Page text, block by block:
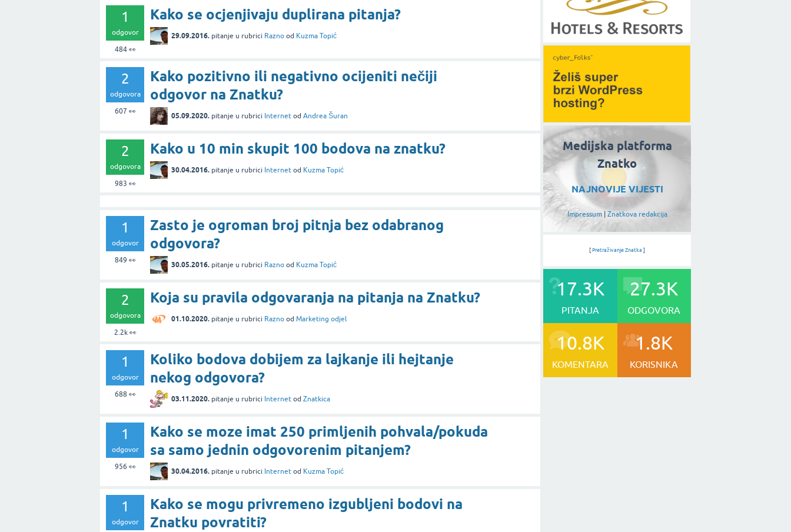
1
odgovor
484👀
Kako se ocjenjivaju duplirana pitanja?
29.09.2016. pitanje u rubrici Razno od Kuzma Topić
2
odgovora
607 👀
Kako pozitivno ili negativno ocijeniti nečiji
odgovor na Znatku?
05.09.2020. pitanje u rubrici Internet od Andrea Šuran
2
odgovora
983 👀
Kako u 10 min skupit 100 bodova na znatku?
30.04.2016. pitanje u rubrici Internet od Kuzma Topić
1
odgovor
849 👀
Zasto je ogroman broj pitnja bez odabranog
odgovora?
30.05.2016. pitanje u rubrici Razno od Kuzma Topić
2
odgovora
2.2k👀
Koja su pravila odgovaranja na pitanja na Znatku?
01.10.2020. pitanje u rubrici Razno od Marketing odjel
1
odgovor
688 👀
Koliko bodova dobijem za lajkanje ili hejtanje
nekog odgovora?
03.11.2020. pitanje u rubrici Internet od Znatkica
1
odgovor
956 👀
Kako se moze imat 250 primljenih pohvala/pokuda
sa samo jednin odgovorenim pitanjem?
30.04.2016. pitanje u rubrici Internet od Kuzma Topić
1
odgovor
Kako se mogu privremeno izgubljeni bodovi na
Znatku povratiti?
Medijska platforma
Znatko
NAJNOVIJE VIJESTI
Impressum| Znatkova redakcija
[ Pretraživanje Znatka ]
17.3K
PITANJA
27.3K
ODGOVORA
10.8K
KOMENTARA
1.8K
KORISNIKA